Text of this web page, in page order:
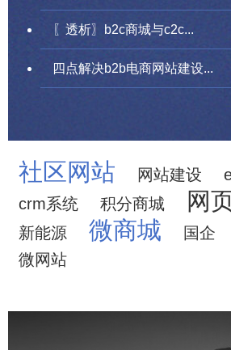
〖透析〗b2c商城与c2c...
四点解决b2b电商网站建设...
社区网站 网站建设
crm系统
积分商城 网
新能源 微商城 国企
微网站